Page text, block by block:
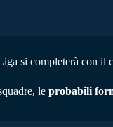
si completerà con
le probabili